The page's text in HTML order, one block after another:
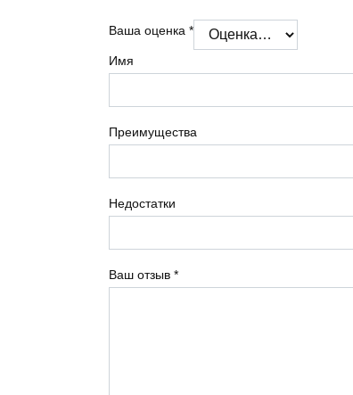
Ваша оценка *
Ваш отзыв *
Имя
Преимущества
Недостатки